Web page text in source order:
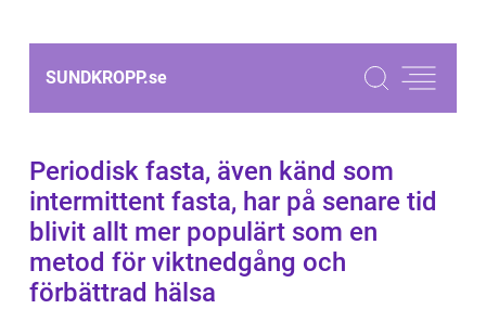
SUNDKROPP.se
Periodisk fasta, även känd som
intermittent fasta, har på senare tid
blivit allt mer populärt som en
metod för viktnedgång och
förbättrad hälsa